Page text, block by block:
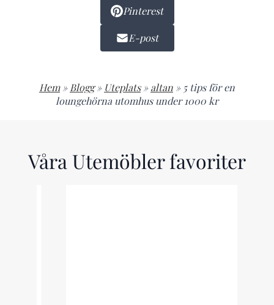
Pinterest
E-post
Hem » Blogg » Uteplats » altan » 5 tips för en
loungehörna utomhus under 1000 kr
Våra Utemöbler favoriter